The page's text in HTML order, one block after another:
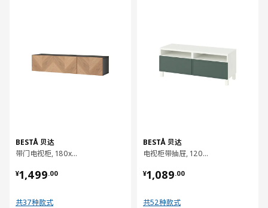
BESTÅ 贝达
带门电视柜, 180x42x38 厘米
¥1,499.00
¥ 1499.00
共37种款式
BESTÅ 贝达
电视柜带抽屉, 120x42x48 厘米
¥1,089.00
¥ 1089.00
共52种款式